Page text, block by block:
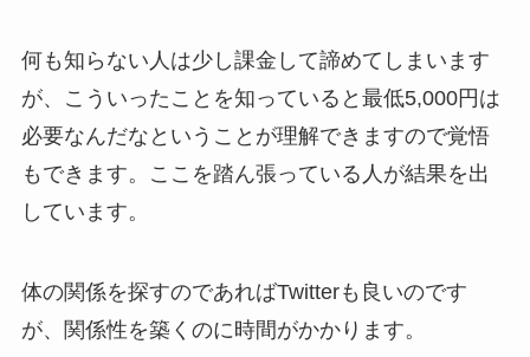
何も知らない人は少し課金して諦めてしまいます
が、こういったことを知っていると最低5,000円は
必要なんだなということが理解できますので覚悟
もできます。ここを踏ん張っている人が結果を出
しています。
体の関係を探すのであればTwitterも良いのです
が、関係性を築くのに時間がかかります。